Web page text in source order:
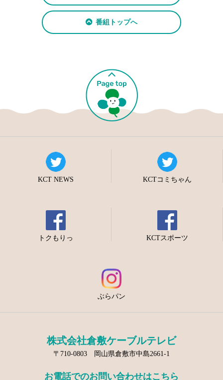
番組トップへ
KCT NEWS KCTコミちゃん
トクもりっ KCTスポーツ
ぶらパン
株式会社倉敷ケーブルテレビ
〒710-0803 岡山県倉敷市中島2661-1
お電話でのお問い合わせはこちら